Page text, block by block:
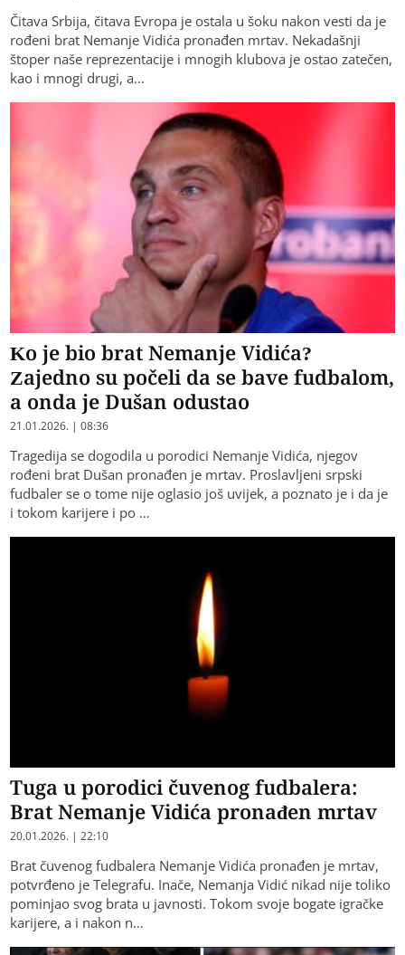
Čitava Srbija, čitava Evropa je ostala u šoku nakon vesti da je
rođeni brat Nemanje Vidića pronađen mrtav. Nekadašnji
štoper naše reprezentacije i mnogih klubova je ostao zatečen,
kao i mnogi drugi, a…
Ko je bio brat Nemanje Vidića?
Zajedno su počeli da se bave fudbalom,
a onda je Dušan odustao
21.01.2026. | 08:36
Tragedija se dogodila u porodici Nemanje Vidića, njegov
rođeni brat Dušan pronađen je mrtav. Proslavljeni srpski
fudbaler se o tome nije oglasio još uvijek, a poznato je i da je
i tokom karijere i po …
Tuga u porodici čuvenog fudbalera:
Brat Nemanje Vidića pronađen mrtav
20.01.2026. | 22:10
Brat čuvenog fudbalera Nemanje Vidića pronađen je mrtav,
potvrđeno je Telegrafu. Inače, Nemanja Vidić nikad nije toliko
pominjao svog brata u javnosti. Tokom svoje bogate igračke
karijere, a i nakon n…